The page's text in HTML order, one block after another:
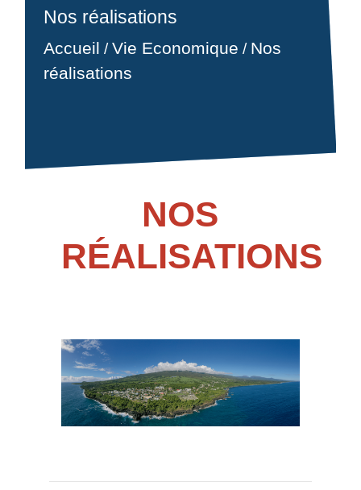
Nos réalisations
Accueil /Vie Economique / Nos
réalisations
NOS
RÉALISATIONS